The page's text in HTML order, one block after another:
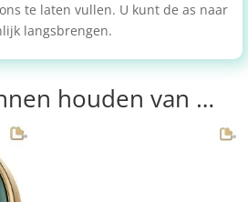
te laten vullen. U kunt de as naar
langsbrengen.
houden van …